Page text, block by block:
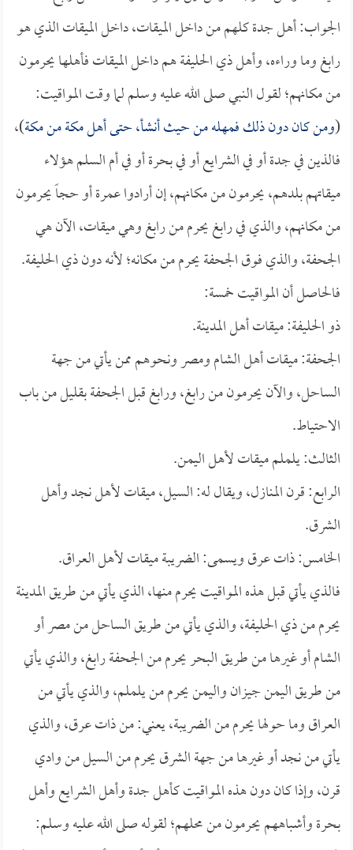
الجواب: أهل جدة كلهم من داخل الميقات، داخل الميقات الذي هو
رابغ وما وراءه، وأهل ذي الحليفة هم داخل الميقات فأهلها يحرمون
من مكانهم؛ لقول النبي صلى الله عليه وسلم لما وقت المواقيت:
(ومن كان دون ذلك فمهله من حيث أنشأ، حتى أهل مكة من مكة)،
فالذين في جدة أو في الشرايع أو في بحرة أو في أم السلم هؤلاء
ميقاتهم بلدهم، يحرمون من مكانهم، إن أرادوا عمرة أو حجاً يحرمون
من مكانهم، والذي في رابغ يحرم من رابغ وهي ميقات، الآن هي
الجحفة، والذي فوق الجحفة يحرم من مكانه؛ لأنه دون ذي الحليفة.
فالحاصل أن المواقيت خمسة:
ذو الحليفة: ميقات أهل المدينة.
الجحفة: ميقات أهل الشام ومصر ونحوهم ممن يأتي من جهة
الساحل، والآن يحرمون من رابغ، ورابغ قبل الجحفة بقليل من باب
الاحتياط.
الثالث: يلملم ميقات لأهل اليمن.
الرابع: قرن المنازل، ويقال له: السيل، ميقات لأهل نجد وأهل
الشرق.
الخامس: ذات عرق ويسمى: الضريبة ميقات لأهل العراق.
فالذي يأتي قبل هذه المواقيت يحرم منها، الذي يأتي من طريق المدينة
يحرم من ذي الحليفة، والذي يأتي من طريق الساحل من مصر أو
الشام أو غيرها من طريق البحر يحرم من الجحفة رابغ، والذي يأتي
من طريق اليمن جيزان واليمن يحرم من يلملم، والذي يأتي من
العراق وما حولها يحرم من الضريبة، يعني: من ذات عرق، والذي
يأتي من نجد أو غيرها من جهة الشرق يحرم من السيل من وادي
قرن، وإذا كان دون هذه المواقيت كأهل جدة وأهل الشرايع وأهل
بحرة وأشباههم يحرمون من محلهم؛ لقوله صلى الله عليه وسلم: